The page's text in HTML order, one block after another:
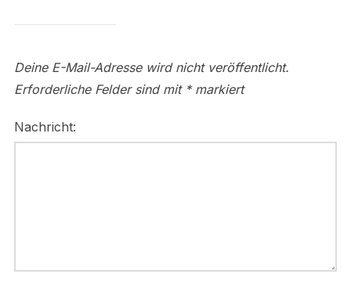
Deine E-Mail-Adresse wird nicht veröffentlicht.
Erforderliche Felder sind mit *markiert
Nachricht: